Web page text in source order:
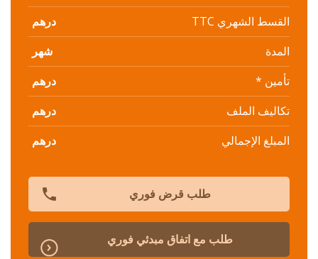
القسط الشهري TTC
درهم
المدة
شهر
تأمين *
درهم
تكاليف الملف
درهم
المبلغ الإجمالي
درهم
phone طلب قرض فوري
طلب مع اتفاق مبدئي فوري